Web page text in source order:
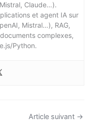
Claude…).
et agent IA sur
Mistral…), RAG,
complexes,
Python.
Article suivant →